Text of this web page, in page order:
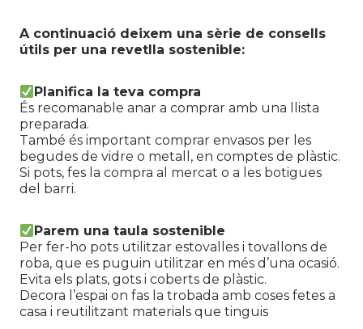
A continuació deixem una sèrie de consells
útils per una revetlla sostenible:
Planifica la teva compra
És recomanable anar a comprar amb una llista
preparada.
També és important comprar envasos per les
begudes de vidre o metall, en comptes de plàstic.
Si pots, fes la compra al mercat o a les botigues
del barri.
Parem una taula sostenible
Per fer-ho pots utilitzar estovalles i tovallons de
roba, que es puguin utilitzar en més d’una ocasió.
Evita els plats, gots i coberts de plàstic.
Decora l’espai on fas la trobada amb coses fetes a
casa i reutilitzant materials que tinguis